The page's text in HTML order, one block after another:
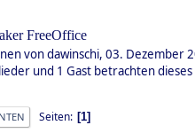
FreeOffice
von dawinschi, 03. Dezember
und 1 Gast betrachten dieses
Seiten 1